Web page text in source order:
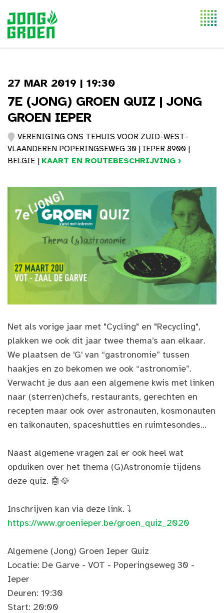
27 MAR 2019 | 19:30
7E (JONG) GROEN QUIZ | JONG
GROEN IEPER
VERENIGING ONS TEHUIS VOOR ZUID-WEST-
VLAANDEREN POPERINGSEWEG 30 | IEPER 8900 |
BELGIË | KAART EN ROUTEBESCHRIJVING ›
Net als vorige jaar met "Cycling" en "Recycling",
plakken we ook dit jaar twee thema’s aan elkaar.
We plaatsen de 'G' van “gastronomie” tussen
haakjes en zo bekomen we ook “astronomie”.
Verwacht je dus aan een algemene kwis met linken
naar (sterren)chefs, restaurants, gerechten en
recepten maar ook over astronauten, kosmonauten
en taikonauten, spaceshuttles en ruimtesondes...
Naast algemene vragen zal er ook heel wat
opduiken over het thema (G)Astronomie tijdens
deze quiz. 🤖🥘
Inschrijven kan via deze link. ⤵️
https://www.groenieper.be/groen_quiz_2020
Algemene (Jong) Groen Ieper Quiz
Locatie: De Garve - VOT - Poperingseweg 30 -
Ieper
Deuren: 19:30
Start: 20:00